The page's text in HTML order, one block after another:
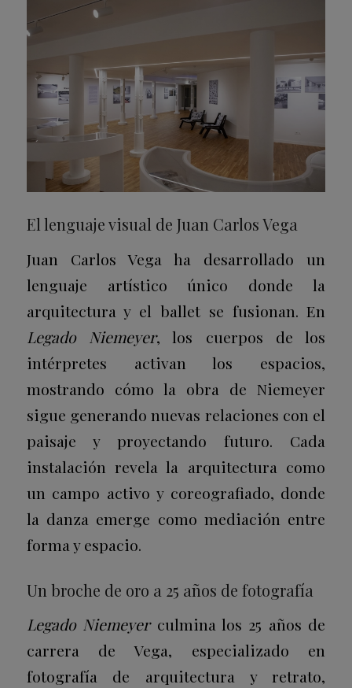
El lenguaje visual de Juan Carlos Vega
Juan Carlos Vega ha desarrollado un
lenguaje artístico único donde la
arquitectura y el ballet se fusionan. En
Legado Niemeyer, los cuerpos de los
intérpretes activan los espacios,
mostrando cómo la obra de Niemeyer
sigue generando nuevas relaciones con el
paisaje y proyectando futuro. Cada
instalación revela la arquitectura como
un campo activo y coreografiado, donde
la danza emerge como mediación entre
forma y espacio.
Un broche de oro a 25 años de fotografía
Legado Niemeyerculmina los 25 años de
carrera de Vega, especializado en
fotografía de arquitectura y retrato,